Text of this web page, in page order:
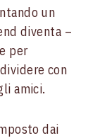
un
diventa –
per
con
amici.
dai